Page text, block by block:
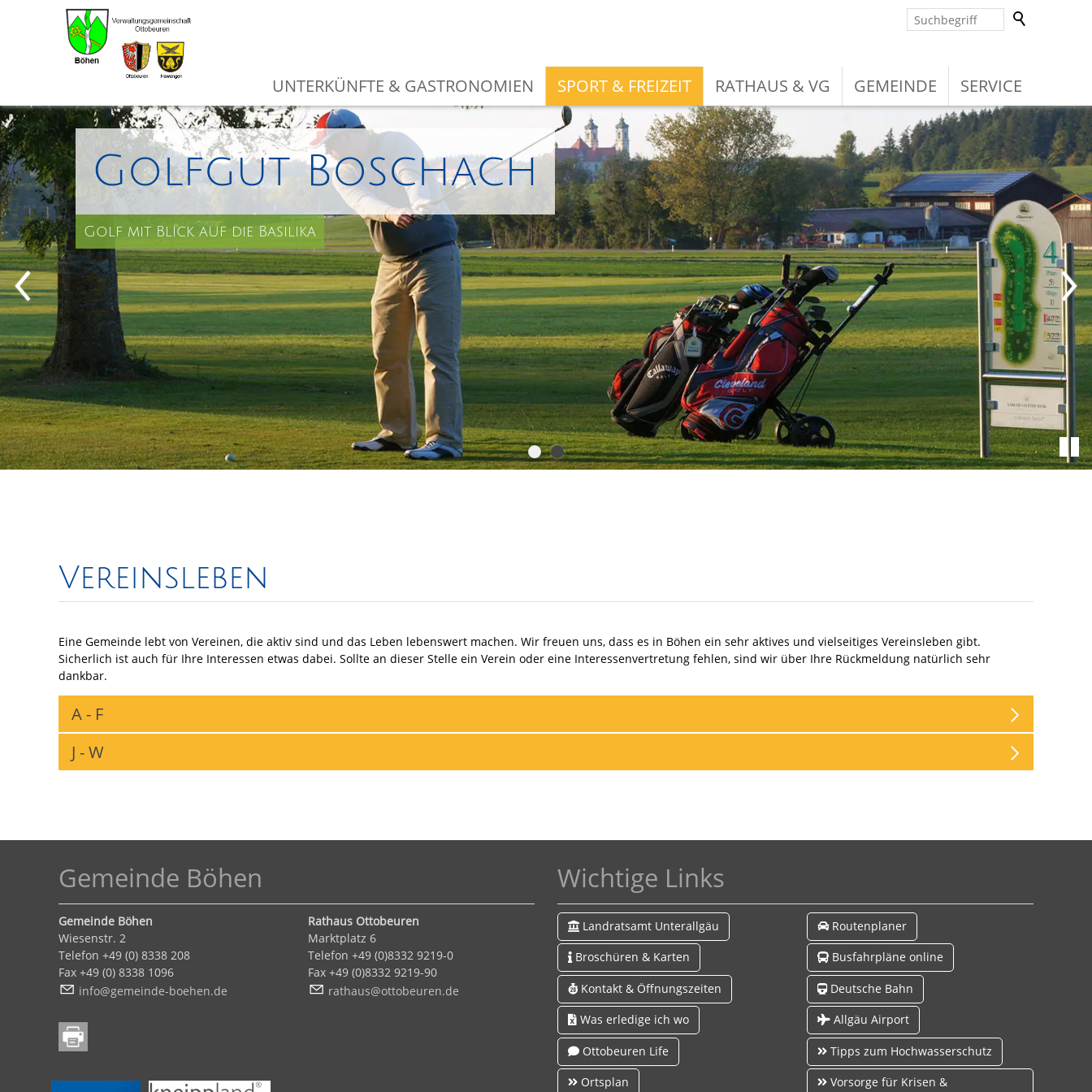
UNTERKÜNFTE & GASTRONOMIEN SPORT & FREIZEIT RATHAUS & VG GEMEINDE SERVICE
Golfgut Boschach
Golf mit Blick auf die Basilika
Vereinsleben
Eine Gemeinde lebt von Vereinen, die aktiv sind und das Leben lebenswert machen. Wir freuen uns, dass es in Böhen ein sehr aktives und vielseitiges Vereinsleben gibt.
Sicherlich ist auch für Ihre Interessen etwas dabei. Sollte an dieser Stelle ein Verein oder eine Interessenvertretung fehlen, sind wir über Ihre Rückmeldung natürlich sehr
dankbar.
A - F
J - W
Gemeinde Böhen
Gemeinde Böhen
Wiesenstr. 2
Telefon +49 (0) 8338 208
Fax +49 (0) 8338 1096
nf
g m nd -b h n d
Rathaus Ottobeuren
Marktplatz 6
Telefon +49 (0)8332 9219-0
Fax +49 (0)8332 9219-90
r th s tt b r n d
Wichtige Links
Landratsamt Unterallgäu
Broschüren & Karten
Kontakt & Öffnungszeiten
Was erledige ich wo
Ottobeuren Life
Ortsplan
Routenplaner
Busfahrpläne online
Deutsche Bahn
Allgäu Airport
Tipps zum Hochwasserschutz
Vorsorge für Krisen &